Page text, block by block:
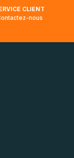
CLIENT
nous